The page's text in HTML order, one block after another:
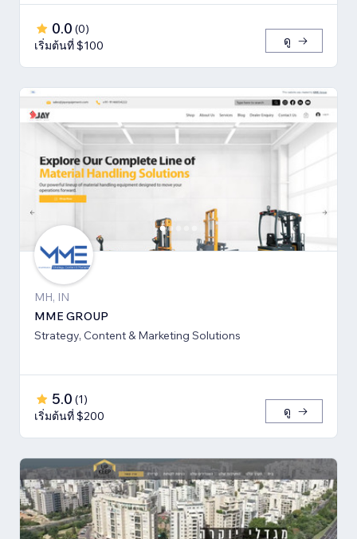
0.0 (0)
เริ่มต้นที่ $100
ดู
MH, IN
MME GROUP
Strategy, Content & Marketing Solutions
5.0 (1)
เริ่มต้นที่ $200
ดู